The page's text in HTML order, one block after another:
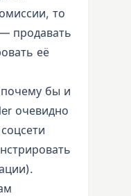
то
продавать
её
почему бы и
очевидно